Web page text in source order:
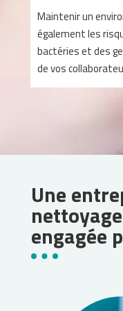
Maintenir un
également les
bactéries et des
de vos
Une
engagée